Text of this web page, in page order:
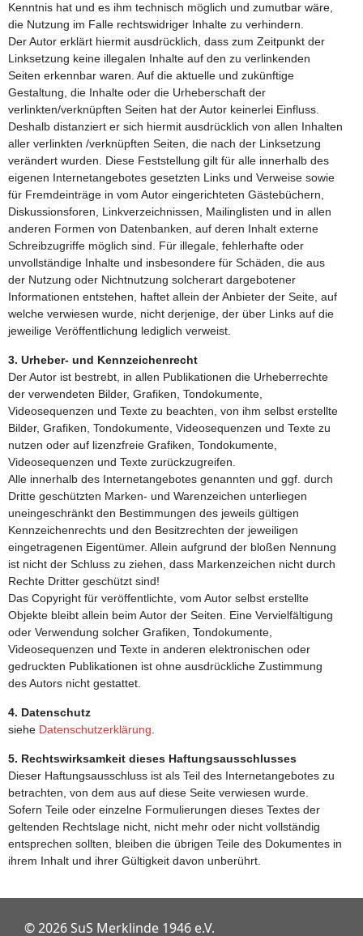
Kenntnis hat und es ihm technisch möglich und zumutbar wäre,
die Nutzung im Falle rechtswidriger Inhalte zu verhindern.
Der Autor erklärt hiermit ausdrücklich, dass zum Zeitpunkt der
Linksetzung keine illegalen Inhalte auf den zu verlinkenden
Seiten erkennbar waren. Auf die aktuelle und zukünftige
Gestaltung, die Inhalte oder die Urheberschaft der
verlinkten/verknüpften Seiten hat der Autor keinerlei Einfluss.
Deshalb distanziert er sich hiermit ausdrücklich von allen Inhalten
aller verlinkten /verknüpften Seiten, die nach der Linksetzung
verändert wurden. Diese Feststellung gilt für alle innerhalb des
eigenen Internetangebotes gesetzten Links und Verweise sowie
für Fremdeinträge in vom Autor eingerichteten Gästebüchern,
Diskussionsforen, Linkverzeichnissen, Mailinglisten und in allen
anderen Formen von Datenbanken, auf deren Inhalt externe
Schreibzugriffe möglich sind. Für illegale, fehlerhafte oder
unvollständige Inhalte und insbesondere für Schäden, die aus
der Nutzung oder Nichtnutzung solcherart dargebotener
Informationen entstehen, haftet allein der Anbieter der Seite, auf
welche verwiesen wurde, nicht derjenige, der über Links auf die
jeweilige Veröffentlichung lediglich verweist.
3. Urheber- und Kennzeichenrecht
Der Autor ist bestrebt, in allen Publikationen die Urheberrechte
der verwendeten Bilder, Grafiken, Tondokumente,
Videosequenzen und Texte zu beachten, von ihm selbst erstellte
Bilder, Grafiken, Tondokumente, Videosequenzen und Texte zu
nutzen oder auf lizenzfreie Grafiken, Tondokumente,
Videosequenzen und Texte zurückzugreifen.
Alle innerhalb des Internetangebotes genannten und ggf. durch
Dritte geschützten Marken- und Warenzeichen unterliegen
uneingeschränkt den Bestimmungen des jeweils gültigen
Kennzeichenrechts und den Besitzrechten der jeweiligen
eingetragenen Eigentümer. Allein aufgrund der bloßen Nennung
ist nicht der Schluss zu ziehen, dass Markenzeichen nicht durch
Rechte Dritter geschützt sind!
Das Copyright für veröffentlichte, vom Autor selbst erstellte
Objekte bleibt allein beim Autor der Seiten. Eine Vervielfältigung
oder Verwendung solcher Grafiken, Tondokumente,
Videosequenzen und Texte in anderen elektronischen oder
gedruckten Publikationen ist ohne ausdrückliche Zustimmung
des Autors nicht gestattet.
4. Datenschutz
siehe Datenschutzerklärung
5. Rechtswirksamkeit dieses Haftungsausschlusses
Dieser Haftungsausschluss ist als Teil des Internetangebotes zu
betrachten, von dem aus auf diese Seite verwiesen wurde.
Sofern Teile oder einzelne Formulierungen dieses Textes der
geltenden Rechtslage nicht, nicht mehr oder nicht vollständig
entsprechen sollten, bleiben die übrigen Teile des Dokumentes in
ihrem Inhalt und ihrer Gültigkeit davon unberührt.
© 2026 SuS Merklinde 1946 e.V.